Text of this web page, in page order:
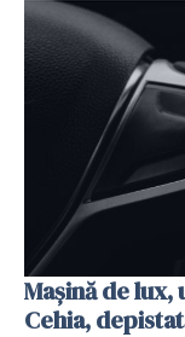
Mașină de
Cehia,